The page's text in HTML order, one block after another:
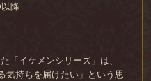
降
「イケメンシリーズ」は、
気持ちを届けたい」という思